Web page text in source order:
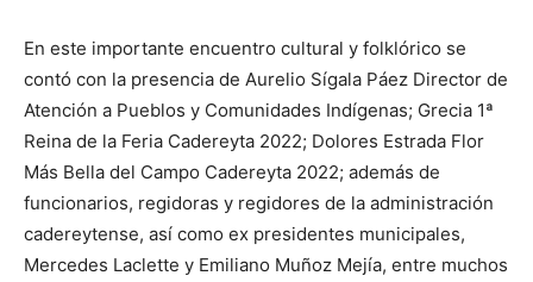
En este importante encuentro cultural y folklórico se
contó con la presencia de Aurelio Sígala Páez Director de
Atención a Pueblos y Comunidades Indígenas; Grecia 1ª
Reina de la Feria Cadereyta 2022; Dolores Estrada Flor
Más Bella del Campo Cadereyta 2022; además de
funcionarios, regidoras y regidores de la administración
cadereytense, así como ex presidentes municipales,
Mercedes Laclette y Emiliano Muñoz Mejía, entre muchos